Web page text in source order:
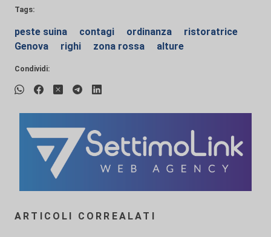
Tags:
peste suina contagi ordinanza
ristoratrice
Genova
righi zona rossa alture
Condividi:
ARTICOLI CORREALATI